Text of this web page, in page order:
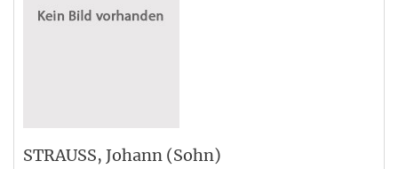
STRAUSS, Johann (Sohn)